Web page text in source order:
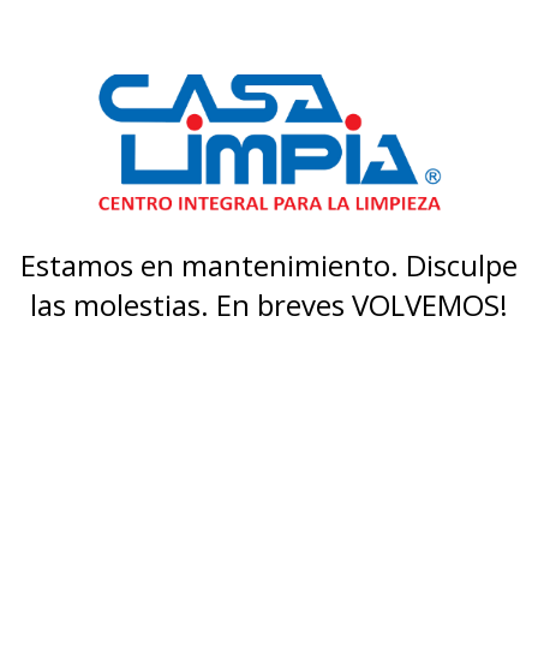
Estamos en mantenimiento. Disculpe
las molestias. En breves VOLVEMOS!